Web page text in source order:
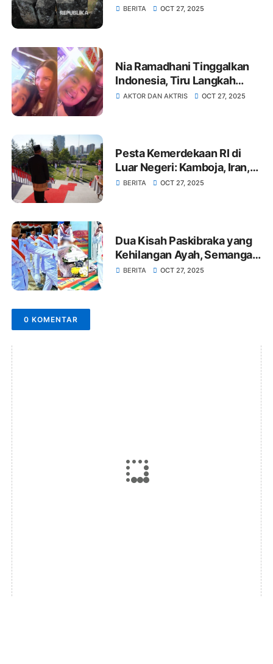
BERITA OCT 27, 2025
Nia Ramadhani Tinggalkan
Indonesia, Tiru Langkah
Syahrini, Asisten: Mau Jadi
AKTOR DAN AKTRIS OCT 27, 2025
Pesta Kemerdekaan RI di
Luar Negeri: Kamboja, Iran,
dan Belanda
BERITA OCT 27, 2025
Dua Kisah Paskibraka yang
Kehilangan Ayah, Semangat
di Balik Merah Putih
BERITA OCT 27, 2025
0 KOMENTAR